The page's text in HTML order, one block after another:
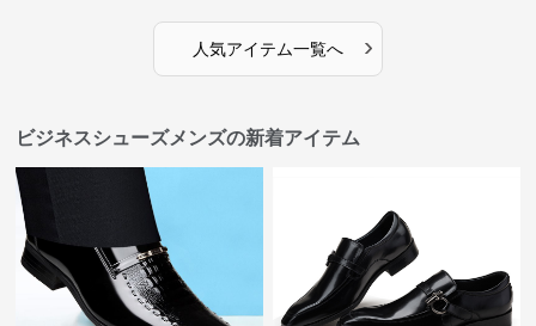
人気アイテム一覧へ ›
ビジネスシューズメンズの新着アイテム